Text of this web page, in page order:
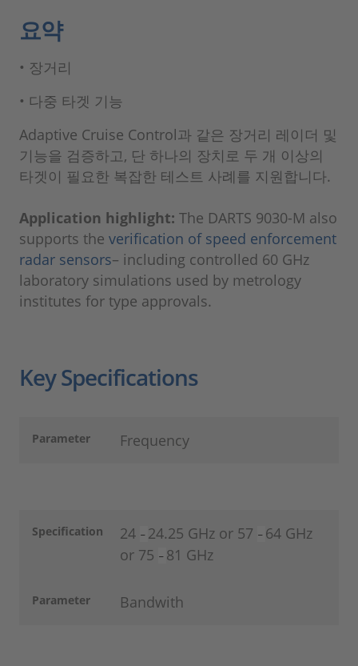
요약
• 장거리
• 다중 타겟 기능
Adaptive Cruise Control과 같은 장거리 레이더 및
기능을 검증하고, 단 하나의 장치로 두 개 이상의
타겟이 필요한 복잡한 테스트 사례를 지원합니다.
Application highlight: The DARTS 9030-M also
supports the verification of speed enforcement
radar sensors– including controlled 60 GHz
laboratory simulations used by metrology
institutes for type approvals.
Key Specifications
Parameter Frequency
Specification 24 – 24.25 GHz or 57 – 64 GHz
or 75 – 81 GHz
Parameter Bandwith